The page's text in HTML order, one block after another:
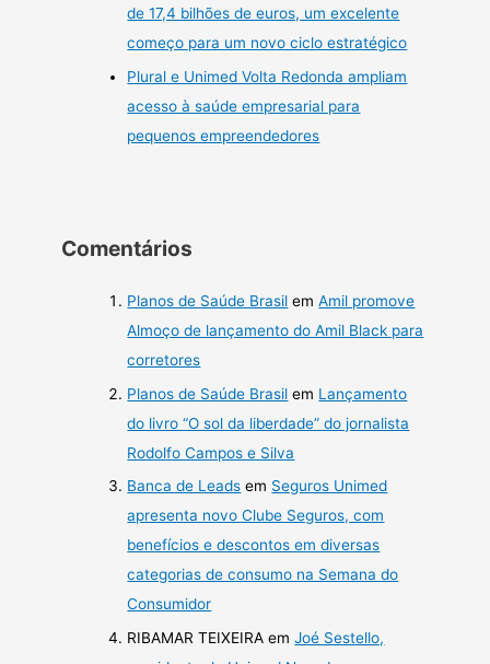
de 17,4 bilhões de euros, um excelente
começo para um novo ciclo estratégico
Plural e Unimed Volta Redonda ampliam
acesso à saúde empresarial para
pequenos empreendedores
Comentários
Planos de Saúde Brasil emAmil promove
Almoço de lançamento do Amil Black para
corretores
Planos de Saúde Brasil em Lançamento
do livro “O sol da liberdade” do jornalista
Rodolfo Campos e Silva
Banca de Leads em Seguros Unimed
apresenta novo Clube Seguros, com
benefícios e descontos em diversas
categorias de consumo na Semana do
Consumidor
RIBAMAR TEIXEIRA emJoé Sestello,